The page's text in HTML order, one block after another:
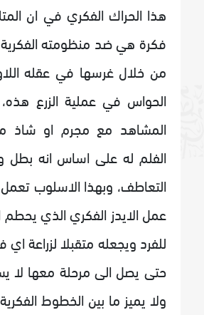
هذا الحراك الفكري في ان
فكرة هي ضد منظومته الفكرية
من خلال غرسها في عقله
الحواس في عملية الزرع
المشاهد مع مجرم او شاذ
الفلم له على اساس انه بطل
التعاطف، وبهذا الاسلوب تعمل
عمل الايدز الفكري الذي يحطم
للفرد ويجعله متقبلا لزراعة اي
حتى يصل الى مرحلة معها لا
ولا يميز ما بين الخطوط